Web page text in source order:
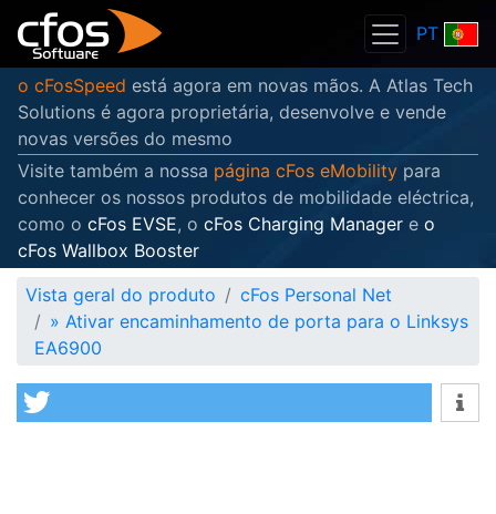
PT
o cFosSpeed está agora em novas mãos. A Atlas Tech
Solutions é agora proprietária, desenvolve e vende
novas versões do mesmo
Visite também a nossa página cFos eMobility para
conhecer os nossos produtos de mobilidade eléctrica,
como o cFos EVSE, o cFos Charging Manager e o
cFos Wallbox Booster
Vista geral do produto
cFos Personal Net
» Ativar encaminhamento de porta para o Linksys
EA6900